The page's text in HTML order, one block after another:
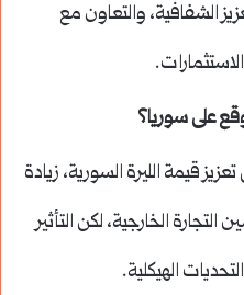
الشفافية، والتعاون مع
على سوريا؟
قيمة الليرة السورية، زيادة
التجارة الخارجية، لكن التأثير
الهيكلية.